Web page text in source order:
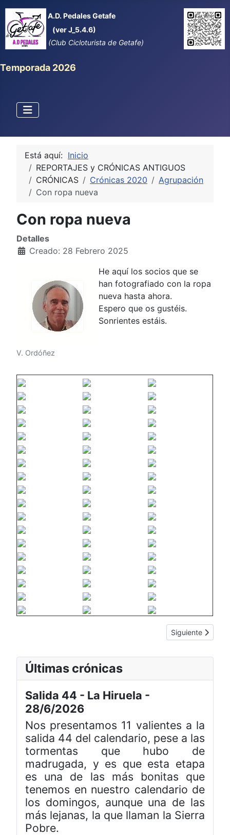
A.D. Pedales Getafe
(ver J_5.4.6)
(Club Cicloturista de Getafe)
Temporada 2026
Está aquí: Inicio
REPORTAJES y CRÓNICAS ANTIGUOS
CRÓNICAS
Crónicas 2020
Agrupación
Con ropa nueva
Con ropa nueva
Detalles
Creado: 28 Febrero 2025
V. Ordóñez
He aquí los socios que se
han fotografiado con la ropa
nueva hasta ahora.
Espero que os gustéis.
Sonrientes estáis.
Artículo
Siguiente
Últimas crónicas
Salida 44 - La Hiruela -
28/6/2026
Nos presentamos 11 valientes a la
salida 44 del calendario, pese a las
tormentas que hubo de
madrugada, y es que esta etapa
es una de las más bonitas que
tenemos en nuestro calendario de
los domingos, aunque una de las
más lejanas, la que llaman la Sierra
Pobre.